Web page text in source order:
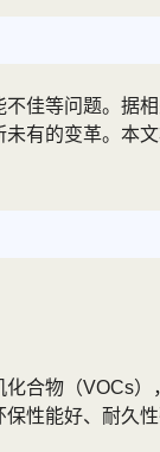
佳等问题。据
有的变革。本
合物（VOCs
性能好、耐久